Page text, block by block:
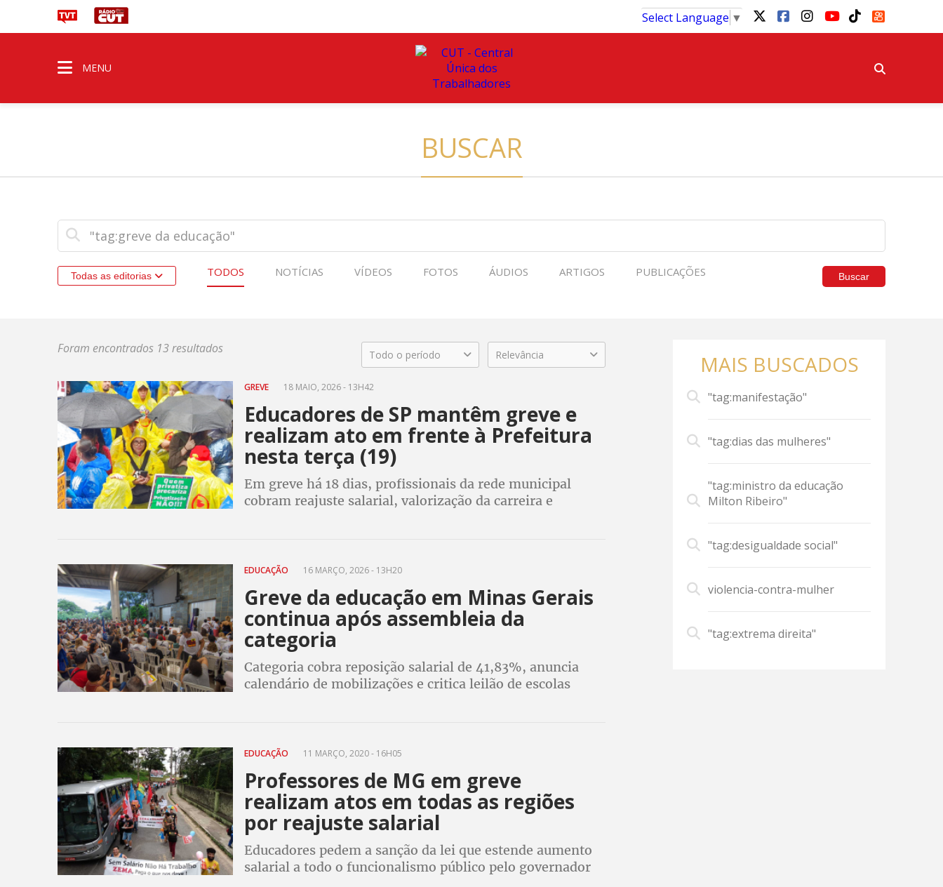
Select Language ▼
MENU
BUSCAR
Todas as editorias TODOS NOTÍCIAS VÍDEOS FOTOS ÁUDIOS ARTIGOS PUBLICAÇÕES Buscar
Foram encontrados 13 resultados Todo o período Relevância
GREVE 18 MAIO, 2026 - 13H42
Educadores de SP mantêm greve e
realizam ato em frente à Prefeitura
nesta terça (19)
Em greve há 18 dias, profissionais da rede municipal
cobram reajuste salarial, valorização da carreira e
EDUCAÇÃO 16 MARÇO, 2026 - 13H20
Greve da educação em Minas Gerais
continua após assembleia da
categoria
Categoria cobra reposição salarial de 41,83%, anuncia
calendário de mobilizações e critica leilão de escolas
EDUCAÇÃO 11 MARÇO, 2020 - 16H05
Professores de MG em greve
realizam atos em todas as regiões
por reajuste salarial
Educadores pedem a sanção da lei que estende aumento
salarial a todo o funcionalismo público pelo governador
MAIS BUSCADOS
"tag:manifestação"
"tag:dias das mulheres"
"tag:ministro da educação
Milton Ribeiro"
"tag:desigualdade social"
violencia-contra-mulher
"tag:extrema direita"